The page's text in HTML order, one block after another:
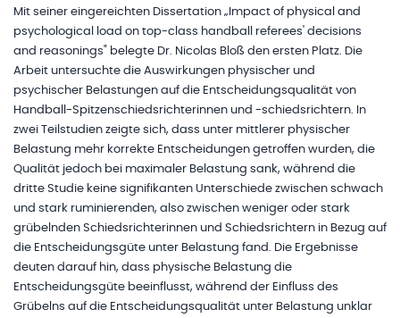
Mit seiner eingereichten Dissertation „Impact of physical and
psychological load on top-class handball referees' decisions
and reasonings" belegte Dr. Nicolas Bloß den ersten Platz. Die
Arbeit untersuchte die Auswirkungen physischer und
psychischer Belastungen auf die Entscheidungsqualität von
Handball-Spitzenschiedsrichterinnen und -schiedsrichtern. In
zwei Teilstudien zeigte sich, dass unter mittlerer physischer
Belastung mehr korrekte Entscheidungen getroffen wurden, die
Qualität jedoch bei maximaler Belastung sank, während die
dritte Studie keine signifikanten Unterschiede zwischen schwach
und stark ruminierenden, also zwischen weniger oder stark
grübelnden Schiedsrichterinnen und Schiedsrichtern in Bezug auf
die Entscheidungsgüte unter Belastung fand. Die Ergebnisse
deuten darauf hin, dass physische Belastung die
Entscheidungsgüte beeinflusst, während der Einfluss des
Grübelns auf die Entscheidungsqualität unter Belastung unklar